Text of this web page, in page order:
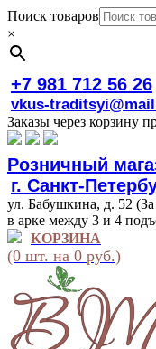
Поиск товаров
×
+7 981 712 56 26
vkus-
Заказы через корзину
Розничный
г. Санкт-
ул. Бабушкина, д. 52
в арке между 3 и 4
КОРЗИНА
(0 шт. на 0 руб.)